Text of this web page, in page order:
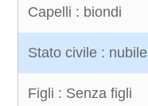
Capelli : biondi
Stato civile : nubile
Figli : Senza figli